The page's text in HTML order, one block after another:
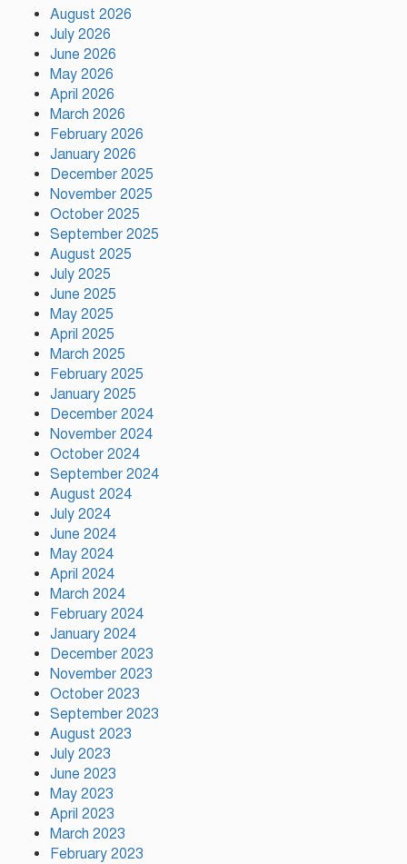
দেশের ২৩তম রাষ্ট্রপতি নির্বাচনের জন্য
প্রার্থী ঘোষণা করেছে ১১-দলীয় জোট
August 2026
July 2026
June 2026
May 2026
April 2026
March 2026
February 2026
January 2026
December 2025
November 2025
October 2025
September 2025
August 2025
July 2025
June 2025
May 2025
April 2025
March 2025
February 2025
January 2025
December 2024
November 2024
October 2024
September 2024
August 2024
July 2024
June 2024
May 2024
April 2024
March 2024
February 2024
January 2024
December 2023
November 2023
October 2023
September 2023
August 2023
July 2023
June 2023
May 2023
April 2023
March 2023
February 2023